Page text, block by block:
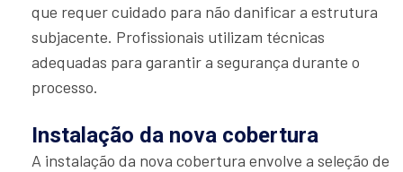
que requer cuidado para não danificar a estrutura
subjacente. Profissionais utilizam técnicas
adequadas para garantir a segurança durante o
processo.
Instalação da nova cobertura
A instalação da nova cobertura envolve a seleção de